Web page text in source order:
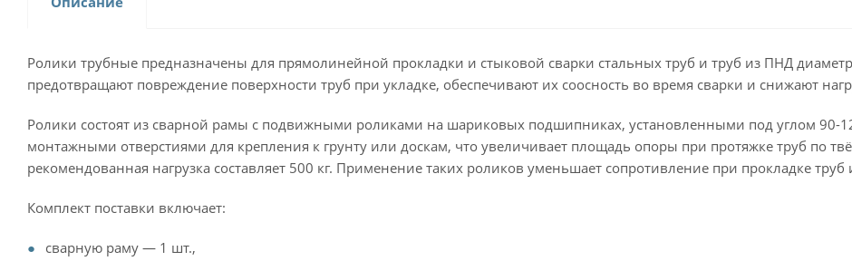
Ролики трубные предназначены для прямолинейной прокладки и стыковой сварки стальных труб и труб из ПНД
предотвращают повреждение поверхности труб при укладке, обеспечивают их соосность во время сварки и снижают
Ролики состоят из сварной рамы с подвижными роликами на шариковых подшипниках, установленными под углом 90-
монтажными отверстиями для крепления к грунту или доскам, что увеличивает площадь опоры при протяжке труб по
рекомендованная нагрузка составляет 500 кг. Применение таких роликов уменьшает сопротивление при прокладке
Комплект поставки включает:
сварную раму — 1 шт.,